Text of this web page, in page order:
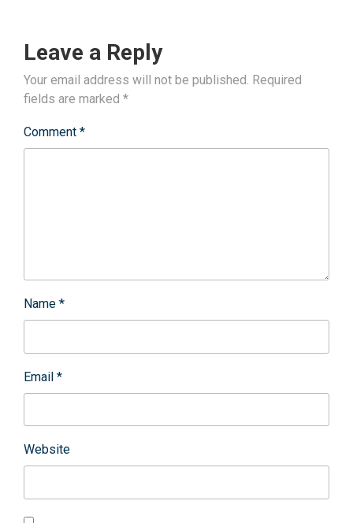
Leave a Reply
Your email address will not be published. Required
fields are marked *
Comment *
Name *
Email *
Website